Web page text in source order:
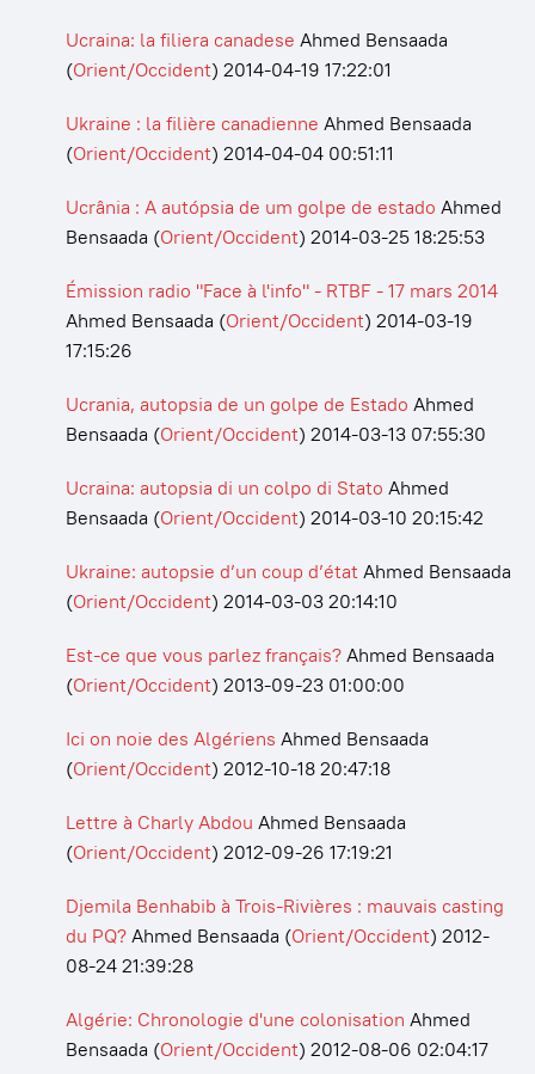
Ucraina: la filiera canadese Ahmed Bensaada
(Orient/Occident) 2014-04-19 17:22:01
Ukraine : la filière canadienne Ahmed Bensaada
(Orient/Occident) 2014-04-04 00:51:11
Ucrânia : A autópsia de um golpe de estado Ahmed
Bensaada (Orient/Occident) 2014-03-25 18:25:53
Émission radio "Face à l'info" - RTBF - 17 mars 2014
Ahmed Bensaada (Orient/Occident) 2014-03-19
17:15:26
Ucrania, autopsia de un golpe de Estado Ahmed
Bensaada (Orient/Occident) 2014-03-13 07:55:30
Ucraina: autopsia di un colpo di Stato Ahmed
Bensaada (Orient/Occident) 2014-03-10 20:15:42
Ukraine: autopsie d’un coup d’étatAhmed Bensaada
(Orient/Occident) 2014-03-03 20:14:10
Est-ce que vous parlez français?Ahmed Bensaada
(Orient/Occident) 2013-09-23 01:00:00
Ici on noie des Algériens Ahmed Bensaada
(Orient/Occident) 2012-10-18 20:47:18
Lettre à Charly Abdou Ahmed Bensaada
(Orient/Occident) 2012-09-26 17:19:21
Djemila Benhabib à Trois-Rivières : mauvais casting
du PQ?Ahmed Bensaada (Orient/Occident) 2012-
08-24 21:39:28
Algérie: Chronologie d'une colonisation Ahmed
Bensaada (Orient/Occident) 2012-08-06 02:04:17